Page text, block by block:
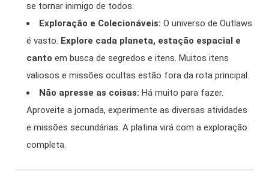
se tornar inimigo de todos.
Exploração e Colecionáveis: O universo de Outlaws
é vasto. Explore cada planeta, estação espacial e
canto em busca de segredos e itens. Muitos itens
valiosos e missões ocultas estão fora da rota principal.
Não apresse as coisas: Há muito para fazer.
Aproveite a jornada, experimente as diversas atividades
e missões secundárias. A platina virá com a exploração
completa.